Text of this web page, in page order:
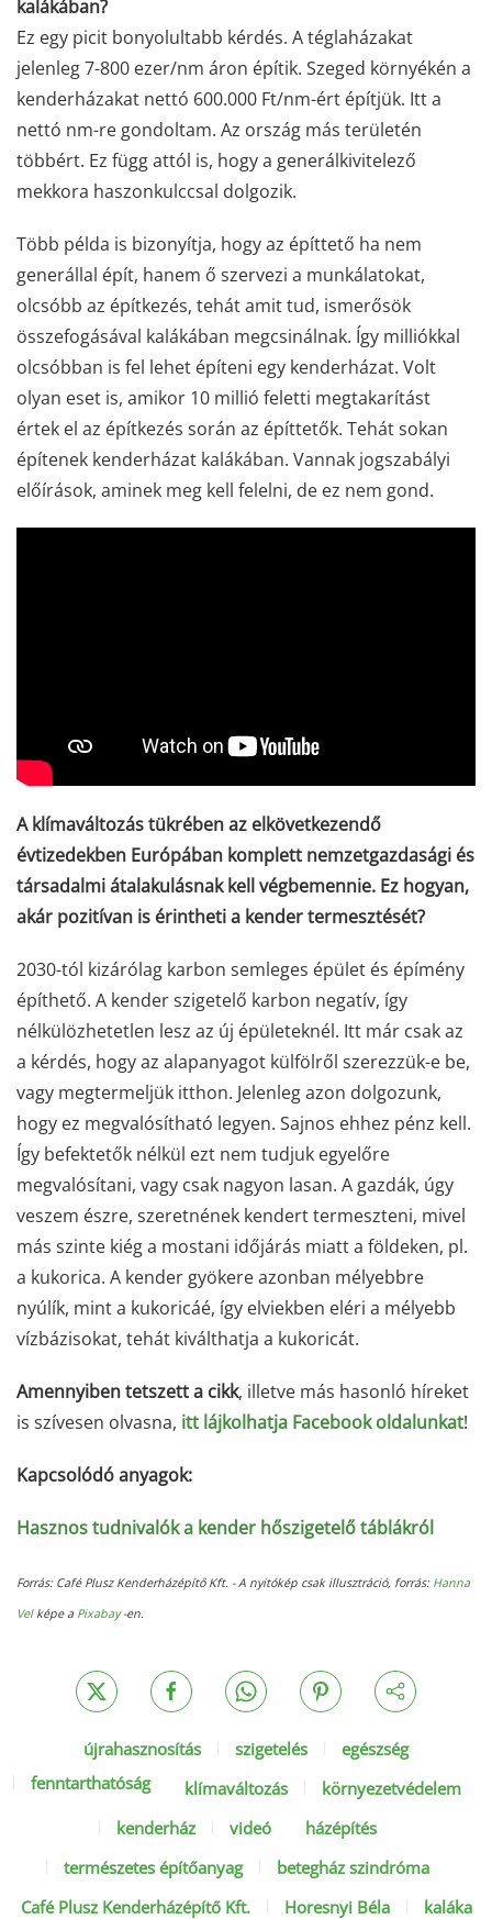
kalákában?
Ez egy picit bonyolultabb kérdés. A téglaházakat
jelenleg 7-800 ezer/nm áron építik. Szeged környékén a
kenderházakat nettó 600.000 Ft/nm-ért építjük. Itt a
nettó nm-re gondoltam. Az ország más területén
többért. Ez függ attól is, hogy a generálkivitelező
mekkora haszonkulccsal dolgozik.
Több példa is bizonyítja, hogy az építtető ha nem
generállal épít, hanem ő szervezi a munkálatokat,
olcsóbb az építkezés, tehát amit tud, ismerősök
összefogásával kalákában megcsinálnak. Így milliókkal
olcsóbban is fel lehet építeni egy kenderházat. Volt
olyan eset is, amikor 10 millió feletti megtakarítást
értek el az építkezés során az építtetők. Tehát sokan
építenek kenderházat kalákában. Vannak jogszabályi
előírások, aminek meg kell felelni, de ez nem gond.
A klímaváltozás tükrében az elkövetkezendő
évtizedekben Európában komplett nemzetgazdasági és
társadalmi átalakulásnak kell végbemennie. Ez hogyan,
akár pozitívan is érintheti a kender termesztését?
2030-tól kizárólag karbon semleges épület és épímény
építhető. A kender szigetelő karbon negatív, így
nélkülözhetetlen lesz az új épületeknél. Itt már csak az
a kérdés, hogy az alapanyagot külfölről szerezzük-e be,
vagy megtermeljük itthon. Jelenleg azon dolgozunk,
hogy ez megvalósítható legyen. Sajnos ehhez pénz kell.
Így befektetők nélkül ezt nem tudjuk egyelőre
megvalósítani, vagy csak nagyon lasan. A gazdák, úgy
veszem észre, szeretnének kendert termeszteni, mivel
más szinte kiég a mostani időjárás miatt a földeken, pl.
a kukorica. A kender gyökere azonban mélyebbre
nyúlík, mint a kukoricáé, így elviekben eléri a mélyebb
vízbázisokat, tehát kiválthatja a kukoricát.
Amennyiben tetszett a cikk, illetve más hasonló híreket
is szívesen olvasna, itt lájkolhatja Facebook oldalunkat!
Kapcsolódó anyagok:
Hasznos tudnivalók a kender hőszigetelő táblákról
Forrás: Café Plusz Kenderházépítő Kft. - A nyitókép csak illusztráció, forrás: Hanna
Velképe a Pixabay-en.
újrahasznosítás szigetelés
egészség
fenntarthatóság
klímaváltozás
környezetvédelem
kenderház
videó
házépítés
természetes építőanyag
betegház szindróma
Café Plusz Kenderházépítő Kft.
Horesnyi Béla kaláka